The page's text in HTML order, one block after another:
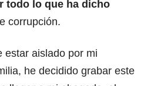
todo lo que ha dicho
corrupción.
estar aislado por mi
he decidido grabar este